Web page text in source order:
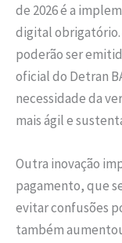
de 2026 é a
digital obrigatório.
poderão ser
oficial do Detran
necessidade da
mais ágil e
Outra inovação
pagamento, que
evitar confusões
também